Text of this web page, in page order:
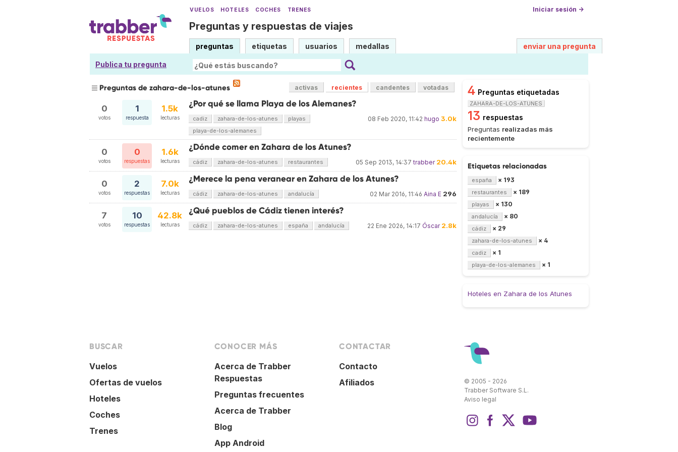
VUELOS HOTELES COCHES TRENES Iniciar sesión →
Preguntas y respuestas de viajes
preguntas etiquetas usuarios medallas enviar una pregunta
Publica tu pregunta
Preguntas de zahara-de-los-atunes activas recientes candentes votadas
0
votos
1
respuesta
1.5k
lecturas
¿Por qué se llama Playa de los Alemanes?
08 Feb 2020, 11:42 hugo 3.0k
cadiz zahara-de-los-atunes
playas
playa-de-los-alemanes
0
votos
0
respuestas
1.6k
lecturas
¿Dónde comer en Zahara de los Atunes?
05 Sep 2013, 14:37 trabber 20.4k
cádiz zahara-de-los-atunes restaurantes
0
votos
2
respuestas
7.0k
lecturas
¿Merece la pena veranear en Zahara de los Atunes?
02 Mar 2016, 11:46 Aina E 296
cádiz zahara-de-los-atunes andalucía
7
votos
10
respuestas
42.8k
lecturas
¿Qué pueblos de Cádiz tienen interés?
22 Ene 2026, 14:17 Óscar 2.8k
cádiz zahara-de-los-atunes españa andalucía
4 Preguntas etiquetadas
ZAHARA-DE-LOS-ATUNES
13 respuestas
Preguntas realizadas más
recientemente
Etiquetas relacionadas
españa × 193
restaurantes × 189
playas × 130
andalucía × 80
cádiz × 29
zahara-de-los-atunes × 4
cadiz × 1
playa-de-los-alemanes × 1
Hoteles en Zahara de los Atunes
BUSCAR
Vuelos
Ofertas de vuelos
Hoteles
Coches
Trenes
CONOCER MÁS
Acerca de Trabber
Respuestas
Preguntas frecuentes
Acerca de Trabber
Blog
App Android
CONTACTAR
Contacto
Afiliados
© 2005 - 2026
Trabber Software S.L.
Aviso legal